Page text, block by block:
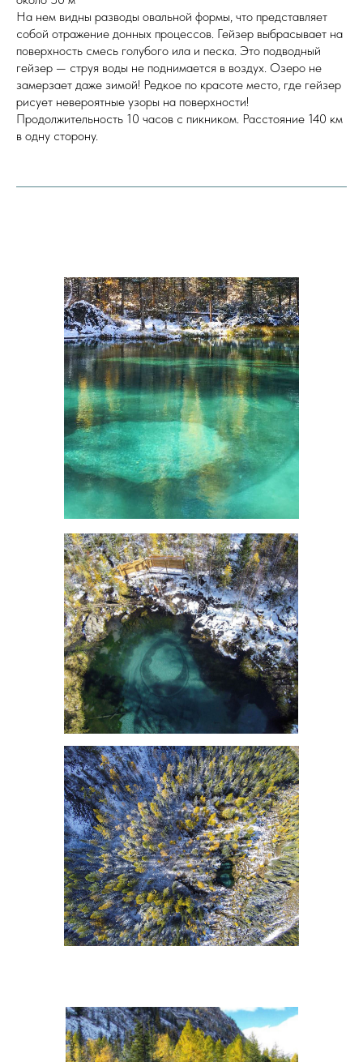
На нем видны разводы овальной формы, что представляет
собой отражение донных процессов. Гейзер выбрасывает на
поверхность смесь голубого ила и песка. Это подводный
гейзер — струя воды не поднимается в воздух. Озеро не
замерзает даже зимой! Редкое по красоте место, где гейзер
рисует невероятные узоры на поверхности!
Продолжительность 10 часов с пикником. Расстояние 140 км
в одну сторону.